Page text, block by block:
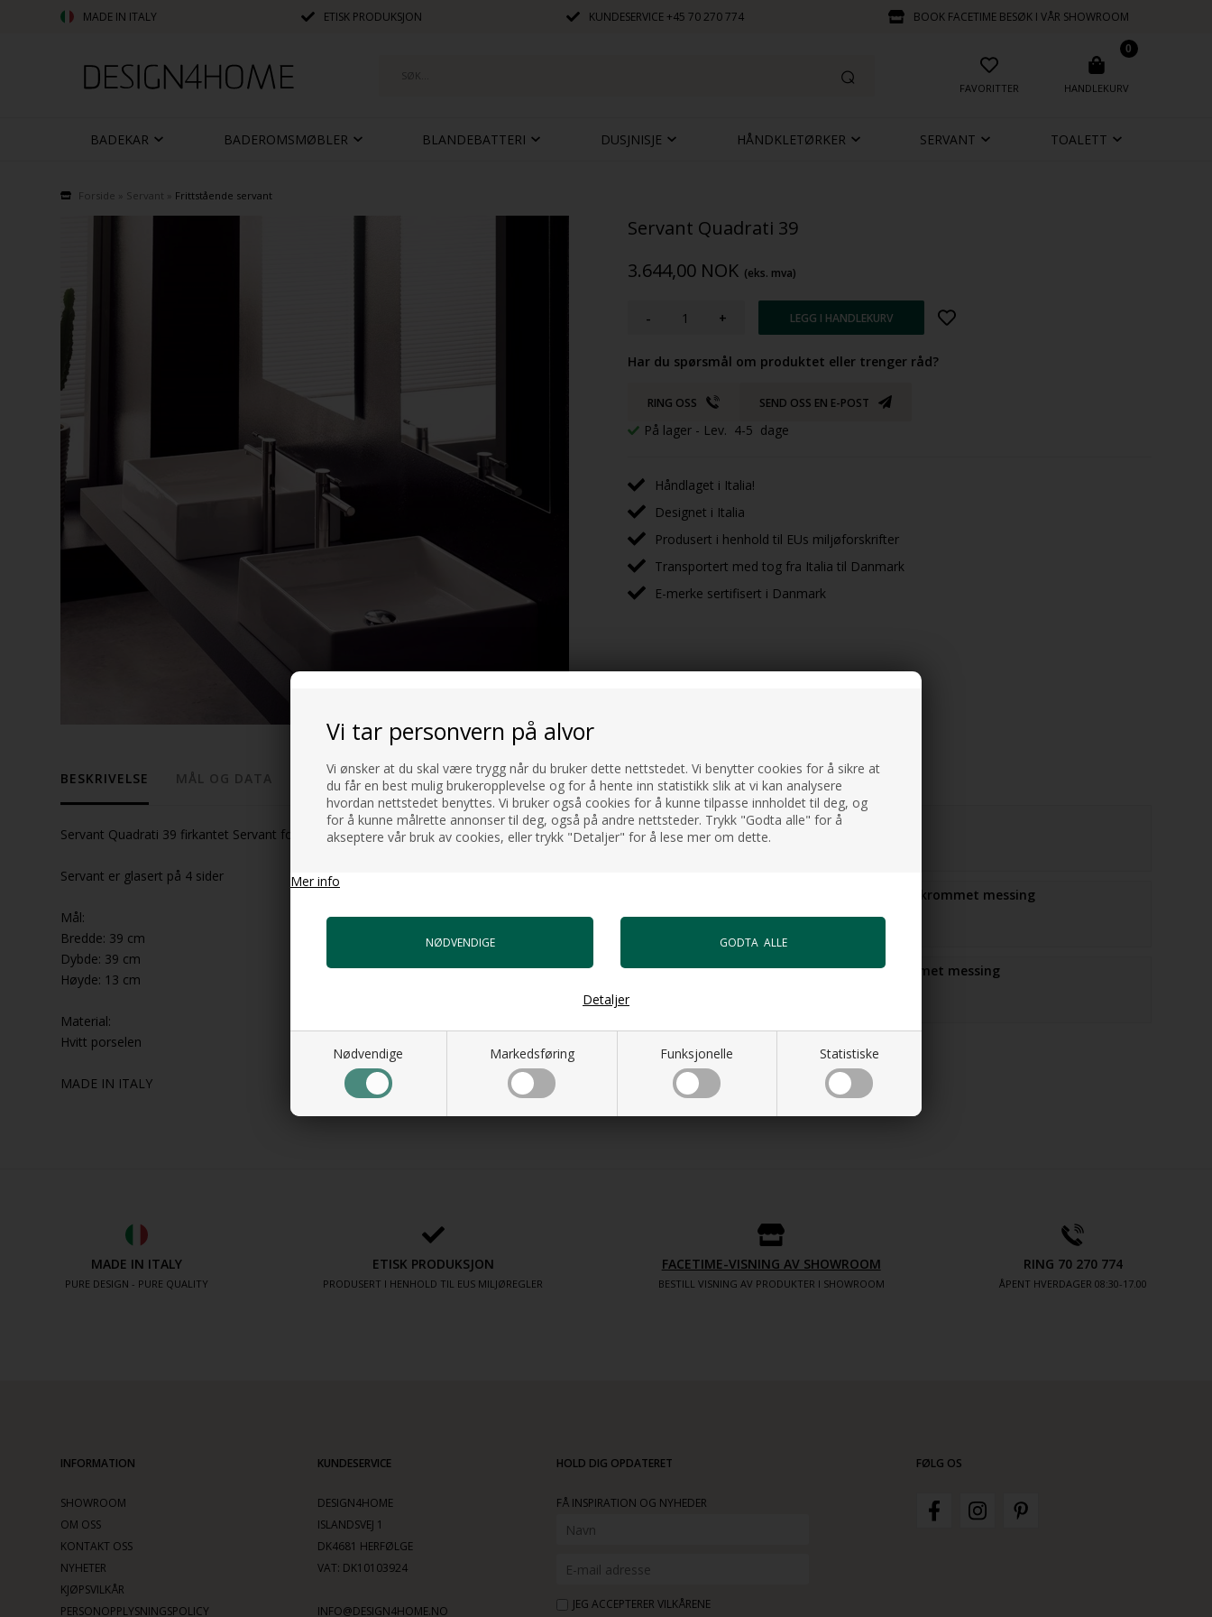
Vi tar personvern på alvor
Vi ønsker at du skal være trygg når du bruker dette nettstedet. Vi benytter cookies for å sikre at
du får en best mulig brukeropplevelse og for å hente inn statistikk slik at vi kan analysere
hvordan nettstedet benyttes. Vi bruker også cookies for å kunne tilpasse innholdet til deg, og
for å kunne målrette annonser til deg, også på andre nettsteder. Trykk "Godta alle" for å
akseptere vår bruk av cookies, eller trykk "Detaljer" for å lese mer om dette.
Mer info
Nødvendige Markedsføring Funksjonelle Statistiske
Detaljer
MADE IN ITALY ETISK PRODUKSJON KUNDESERVICE +45 70 270 774 BOOK FACETIME BESØK I VÅR SHOWROOM
FAVORITTER
0
HANDLEKURV
BADEKAR BADEROMSMØBLER BLANDEBATTERI DUSJNISJE HÅNDKLETØRKER SERVANT TOALETT
Forside Servant Frittstående servant
Servant Quadrati 39
3.644,00 NOK (eks. mva)
- +
Har du spørsmål om produktet eller trenger råd?
RING OSS SEND OSS EN E-POST
På lager - Lev. 4-5 dage
Håndlaget i Italia!
Designet i Italia
Produsert i henhold til EUs miljøforskrifter
Transportert med tog fra Italia til Danmark
E-merke sertifisert i Danmark
BESKRIVELSE MÅL OG DATA
Servant Quadrati 39 firkantet Servant for plassering på benkeplate.
Servant er glasert på 4 sider
Mål:
Bredde: 39 cm
Dybde: 39 cm
Høyde: 13 cm
Material:
Hvitt porselen
MADE IN ITALY
HUSK OGSÅ DISSE
HI-TECH Vannlås
+1.106,00 NOK
Bunnventil Free Flow i i forkrommet messing
Bunnventil Push i forkrommet messing
MADE IN ITALY
PURE DESIGN - PURE QUALITY
ETISK PRODUKSJON
PRODUSERT I HENHOLD TIL EUS MILJØREGLER
FACETIME-VISNING AV SHOWROOM
BESTILL VISNING AV PRODUKTER I SHOWROOM
RING 70 270 774
ÅPENT HVERDAGER 08:30-17.00
INFORMATION
SHOWROOM
OM OSS
KONTAKT OSS
NYHETER
KJØPSVILKÅR
PERSONOPPLYSNINGSPOLICY
KUNDESERVICE
DESIGN4HOME
ISLANDSVEJ 1
DK4681 HERFØLGE
VAT: DK10103924
INFO@DESIGN4HOME.NO
HOLD DIG OPDATERET
FÅ INSPIRATION OG NYHEDER
JEG ACCEPTERER VILKÅRENE
FØLG OS